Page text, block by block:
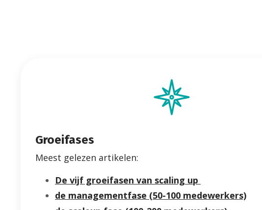
Groeifases
Meest gelezen artikelen:
De vijf groeifasen van scaling up
de managementfase (50-100 medewerkers)